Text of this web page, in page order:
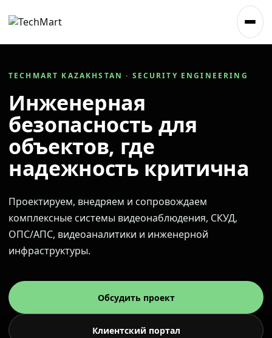
TECHMART KAZAKHSTAN · SECURITY ENGINEERING
Инженерная
безопасность для
объектов, где
надежность критична
Проектируем, внедряем и сопровождаем
комплексные системы видеонаблюдения, СКУД,
ОПС/АПС, видеоаналитики и инженерной
инфраструктуры.
Обсудить проект
Клиентский портал